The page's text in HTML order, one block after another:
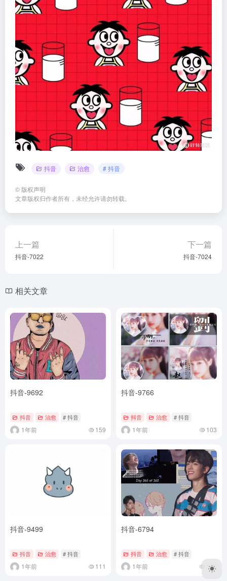
抖音 治愈 # 抖音
© 版权声明
文章版权归作者所有，未经允许请勿转载。
上一篇
抖音-7022
下一篇
抖音-7024
相关文章
抖音-9692
抖音 治愈 # 抖音
1年前 159
抖音-9766
抖音 治愈 # 抖音
1年前 103
抖音-9499
抖音 治愈 # 抖音
1年前 111
抖音-6794
抖音 治愈 # 抖音
1年前 145